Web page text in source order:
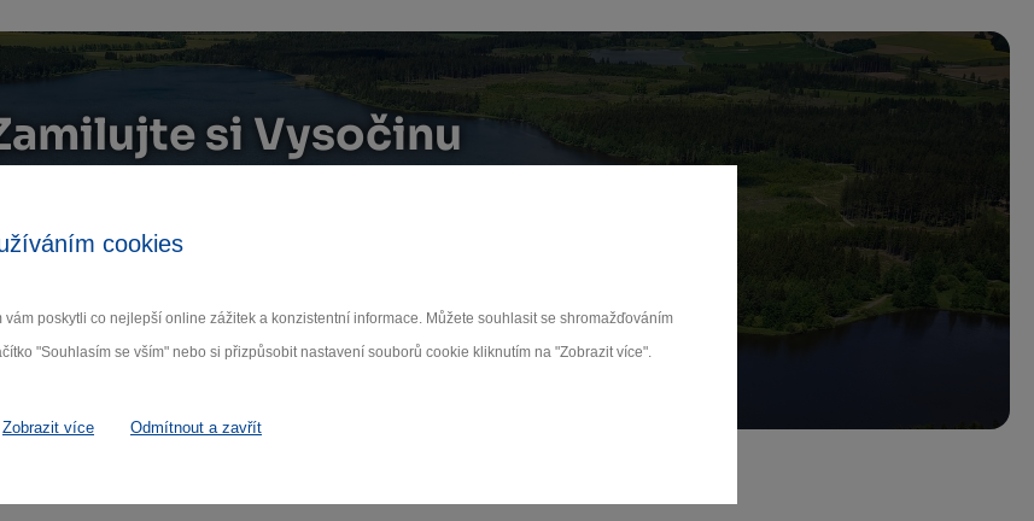
cookies
poskytli co nejlepší online zážitek a konzistentní informace. Můžete souhlasit se shromažďováním
"Souhlasím se vším" nebo si přizpůsobit nastavení souborů cookie kliknutím na "Zobrazit více".
Zobrazit více Odmítnout a zavřít
si Vysočinu
ochraně osobních údajů.